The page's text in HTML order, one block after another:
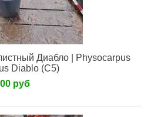
Диабло | Physocarpus
Diablo (С5)
руб